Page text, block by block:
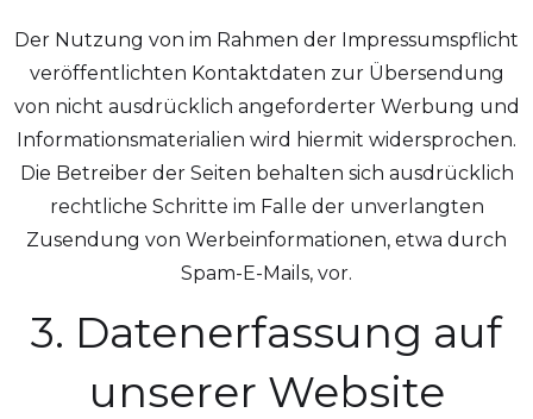
Der Nutzung von im Rahmen der Impressumspflicht
veröffentlichten Kontaktdaten zur Übersendung
von nicht ausdrücklich angeforderter Werbung und
Informationsmaterialien wird hiermit widersprochen.
Die Betreiber der Seiten behalten sich ausdrücklich
rechtliche Schritte im Falle der unverlangten
Zusendung von Werbeinformationen, etwa durch
Spam-E-Mails, vor.
3. Datenerfassung auf
unserer Website